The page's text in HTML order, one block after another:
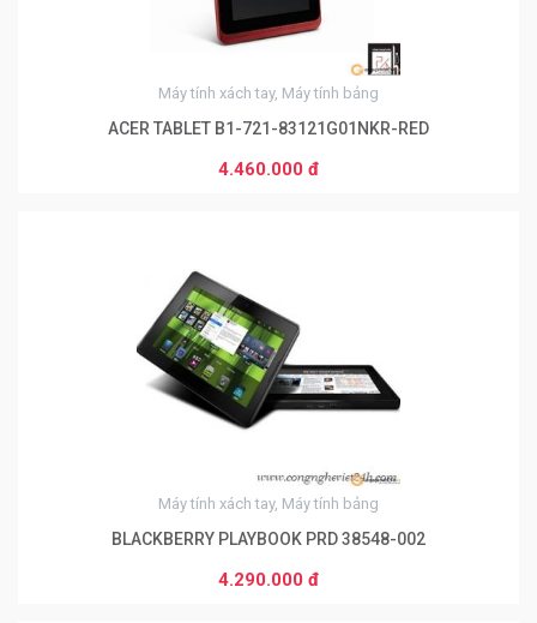
Máy tính xách tay, Máy tính bảng
ACER TABLET B1-721-83121G01NKR-RED
4.460.000 đ
Máy tính xách tay, Máy tính bảng
BLACKBERRY PLAYBOOK PRD 38548-002
4.290.000 đ